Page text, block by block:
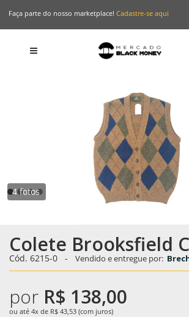
Faça parte do nosso marketplace! Cadastre-se aqui
4 fotos
Colete Brooksfield
Cód. 6215-0 - Vendido e entregue por:
por R$ 138,00
ou até 4x de R$ 43,53 (com juros)